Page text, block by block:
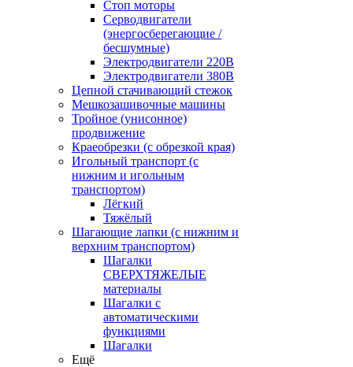
Стоп моторы
Серводвигатели
(энергосберегающие /
бесшумные)
Электродвигатели 220В
Электродвигатели 380В
Цепной стачивающий стежок
Мешкозашивочные машины
Тройное (унисонное)
продвижение
Краеобрезки (с обрезкой края)
Игольный транспорт (с
нижним и игольным
транспортом)
Лёгкий
Тяжёлый
Шагающие лапки (с нижним и
верхним транспортом)
Шагалки
СВЕРХТЯЖЕЛЫЕ
материалы
Шагалки с
автоматическими
функциями
Шагалки
Ещё